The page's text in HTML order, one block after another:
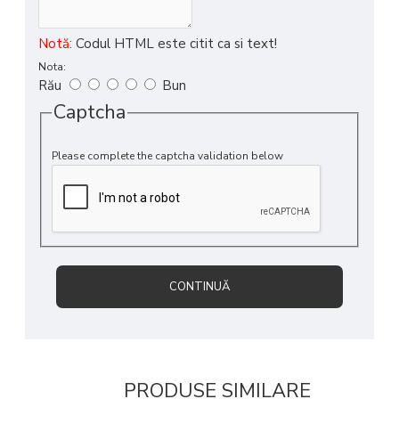
Notă: Codul HTML este citit ca si text!
Nota:
Rău Bun
Captcha
Please complete the captcha validation below
CONTINUĂ
PRODUSE SIMILARE